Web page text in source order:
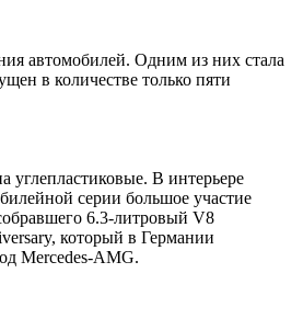
автомобилей. Одним из них стала
в количестве только пяти
углепластиковые. В интерьере
серии большое участие
6.3-литровый V8
который в Германии
Mercedes-AMG.